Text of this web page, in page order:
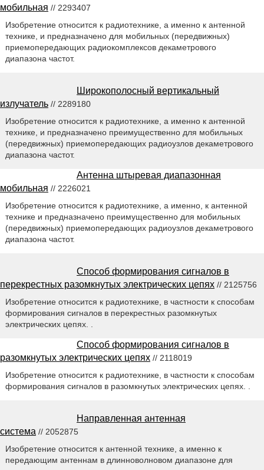
мобильная // 2293407
Изобретение относится к радиотехнике, а именно к антенной
технике, и предназначено для мобильных (передвижных)
приемопередающих радиокомплексов декаметрового
диапазона частот.
Широкополосный вертикальный
излучатель // 2289180
Изобретение относится к радиотехнике, а именно к антенной
технике, и предназначено преимущественно для мобильных
(передвижных) приемопередающих радиоузлов декаметрового
диапазона частот.
Антенна штыревая диапазонная
мобильная // 2226021
Изобретение относится к радиотехнике, а именно, к антенной
технике и предназначено преимущественно для мобильных
(передвижных) приемопередающих радиоузлов декаметрового
диапазона частот.
Способ формирования сигналов в
перекрестных разомкнутых электрических цепях // 2125756
Изобретение относится к радиотехнике, в частности к способам
формирования сигналов в перекрестных разомкнутых
электрических цепях. .
Способ формирования сигналов в
разомкнутых электрических цепях // 2118019
Изобретение относится к радиотехнике, в частности к способам
формирования сигналов в разомкнутых электрических цепях. .
Направленная антенная
система // 2052875
Изобретение относится к антенной технике, а именно к
передающим антеннам в длинноволновом диапазоне для